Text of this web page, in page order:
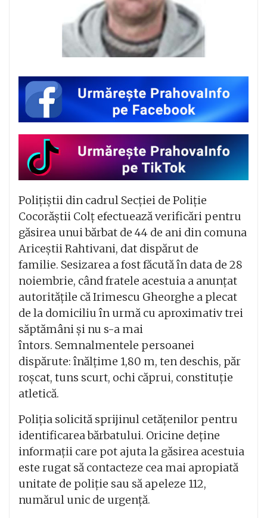
Polițiștii din cadrul Secției de Poliție
Cocorăștii Colț efectuează verificări pentru
găsirea unui bărbat de 44 de ani din comuna
Ariceștii Rahtivani, dat dispărut de
familie. Sesizarea a fost făcută în data de 28
noiembrie, când fratele acestuia a anunțat
autoritățile că Irimescu Gheorghe a plecat
de la domiciliu în urmă cu aproximativ trei
săptămâni și nu s-a mai
întors. Semnalmentele persoanei
dispărute: înălțime 1,80 m, ten deschis, păr
roșcat, tuns scurt, ochi căprui, constituție
atletică.
Poliția solicită sprijinul cetățenilor pentru
identificarea bărbatului. Oricine deține
informații care pot ajuta la găsirea acestuia
este rugat să contacteze cea mai apropiată
unitate de poliție sau să apeleze 112,
numărul unic de urgență.